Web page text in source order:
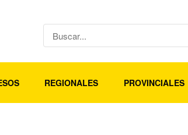
REGIONALES PROVINCIALES